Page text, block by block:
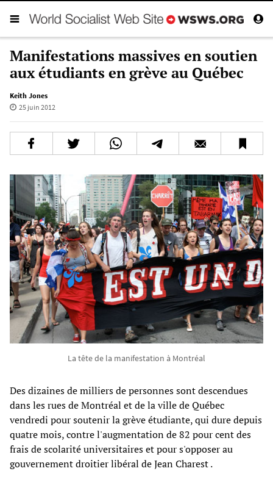
Manifestations massives en soutien
aux étudiants en grève au Québec
Keith Jones
25 juin 2012
La tête de la manifestation à Montréal
Des dizaines de milliers de personnes sont descendues
dans les rues de Montréal et de la ville de Québec
vendredi pour soutenir la grève étudiante, qui dure depuis
quatre mois, contre l'augmentation de 82 pour cent des
frais de scolarité universitaires et pour s'opposer au
gouvernement droitier libéral de Jean Charest .